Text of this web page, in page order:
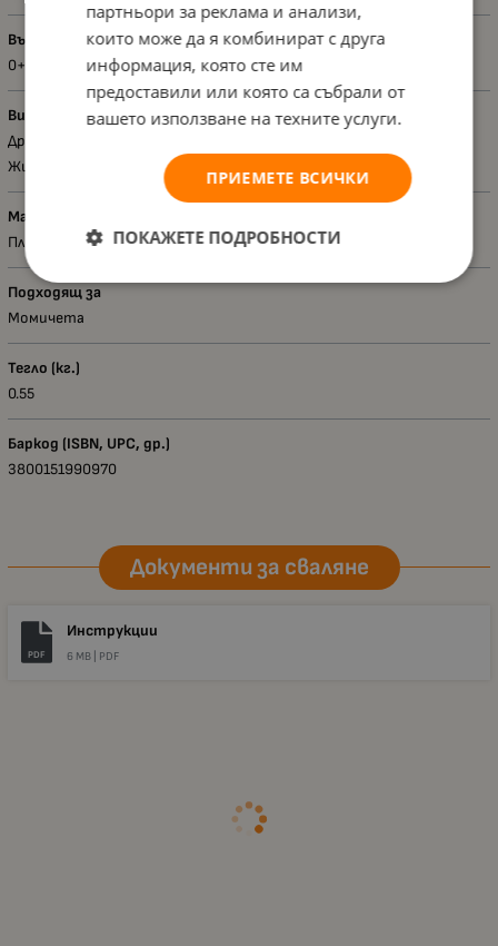
Възраст - диапазон
0+
Вид
Дрънкалки
Животни
Материал
Плюш
Подходящ за
Момичета
Тегло (кг.)
0.55
Баркод (ISBN, UPC, др.)
3800151990970
Документи за сваляне
PDF
Инструкции
6 MB | PDF
партньори за реклама и анализи,
които може да я комбинират с друга
информация, която сте им
предоставили или която са събрали от
вашето използване на техните услуги.
ПРИЕМЕТЕ ВСИЧКИ
ПОКАЖЕТЕ ПОДРОБНОСТИ